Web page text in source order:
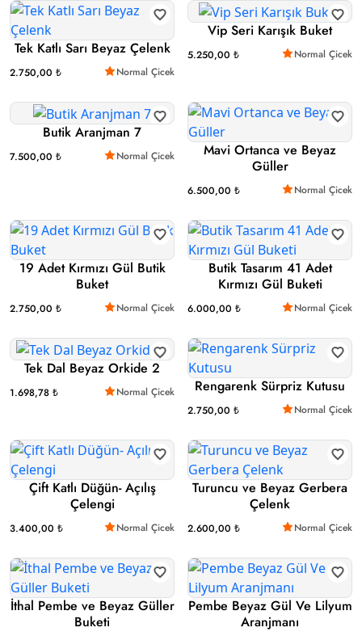
Tek Katlı Sarı Beyaz Çelenk
2.750,00 ₺ Normal Çicek
Vip Seri Karışık Buket
5.250,00 ₺ Normal Çicek
Butik Aranjman 7
7.500,00 ₺ Normal Çicek
Mavi Ortanca ve Beyaz
Güller
6.500,00 ₺ Normal Çicek
19 Adet Kırmızı Gül Butik
Buket
2.750,00 ₺ Normal Çicek
Butik Tasarım 41 Adet
Kırmızı Gül Buketi
6.000,00 ₺ Normal Çicek
Tek Dal Beyaz Orkide 2
1.698,78 ₺ Normal Çicek Rengarenk Sürpriz Kutusu
2.750,00 ₺ Normal Çicek
Çift Katlı Düğün- Açılış
Çelengi
3.400,00 ₺ Normal Çicek
Turuncu ve Beyaz Gerbera
Çelenk
2.600,00 ₺ Normal Çicek
İthal Pembe ve Beyaz Güller
Buketi
Pembe Beyaz Gül Ve Lilyum
Aranjmanı